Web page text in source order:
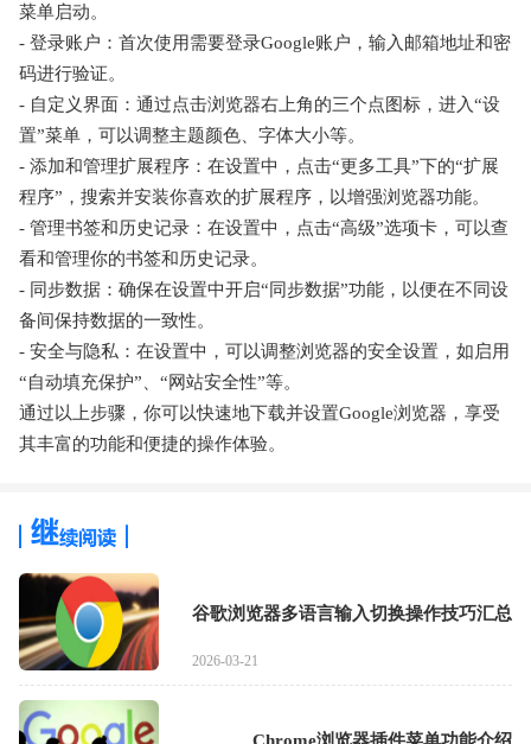
菜单启动。
- 登录账户：首次使用需要登录Google账户，输入邮箱地址和密
码进行验证。
- 自定义界面：通过点击浏览器右上角的三个点图标，进入“设
置”菜单，可以调整主题颜色、字体大小等。
- 添加和管理扩展程序：在设置中，点击“更多工具”下的“扩展
程序”，搜索并安装你喜欢的扩展程序，以增强浏览器功能。
- 管理书签和历史记录：在设置中，点击“高级”选项卡，可以查
看和管理你的书签和历史记录。
- 同步数据：确保在设置中开启“同步数据”功能，以便在不同设
备间保持数据的一致性。
- 安全与隐私：在设置中，可以调整浏览器的安全设置，如启用
“自动填充保护”、“网站安全性”等。
通过以上步骤，你可以快速地下载并设置Google浏览器，享受
其丰富的功能和便捷的操作体验。
谷歌浏览器多语言输入切换操作技巧汇总
2026-03-21
Chrome浏览器插件菜单功能介绍